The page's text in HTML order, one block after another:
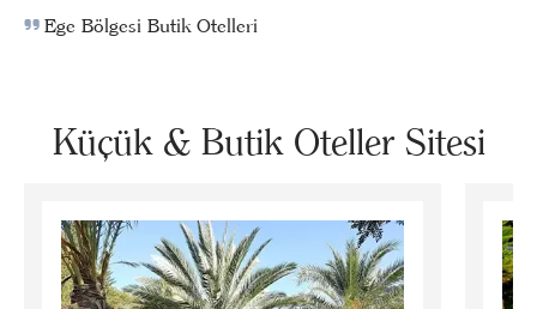
Ege Bölgesi Butik Otelleri
Küçük & Butik Oteller Sitesi